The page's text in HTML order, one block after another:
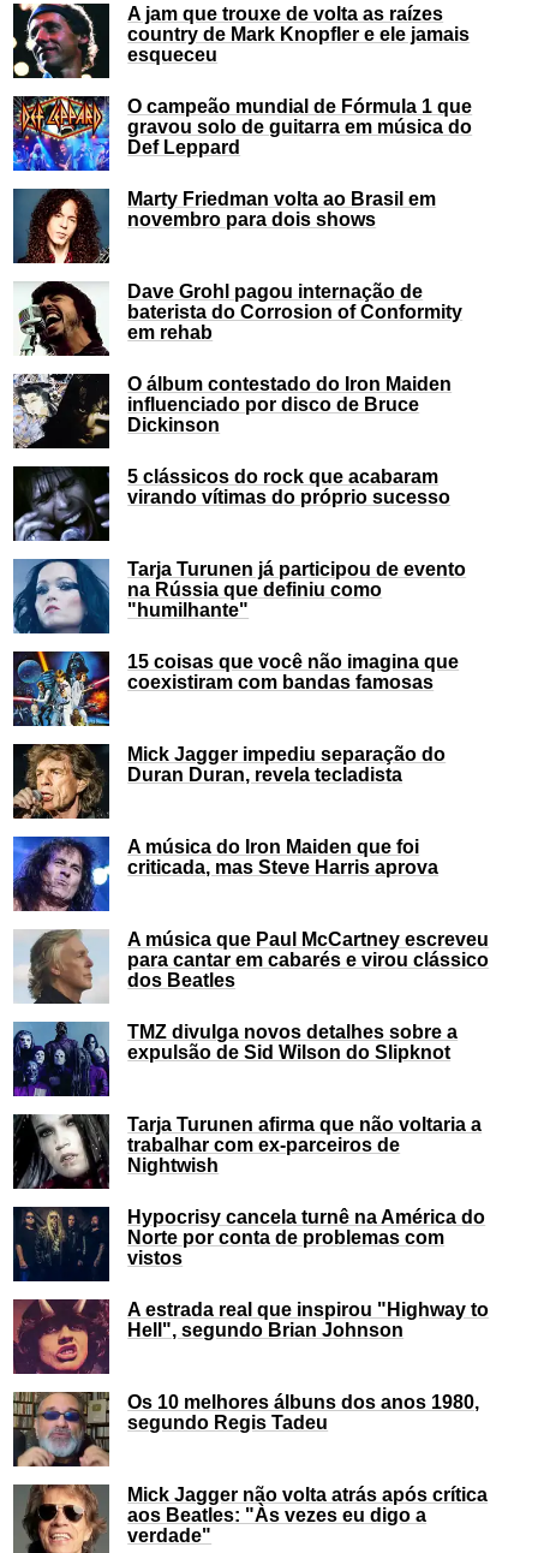
A jam que trouxe de volta as raízes
country de Mark Knopfler e ele jamais
esqueceu
O campeão mundial de Fórmula 1 que
gravou solo de guitarra em música do
Def Leppard
Marty Friedman volta ao Brasil em
novembro para dois shows
Dave Grohl pagou internação de
baterista do Corrosion of Conformity
em rehab
O álbum contestado do Iron Maiden
influenciado por disco de Bruce
Dickinson
5 clássicos do rock que acabaram
virando vítimas do próprio sucesso
Tarja Turunen já participou de evento
na Rússia que definiu como
"humilhante"
15 coisas que você não imagina que
coexistiram com bandas famosas
Mick Jagger impediu separação do
Duran Duran, revela tecladista
A música do Iron Maiden que foi
criticada, mas Steve Harris aprova
A música que Paul McCartney escreveu
para cantar em cabarés e virou clássico
dos Beatles
TMZ divulga novos detalhes sobre a
expulsão de Sid Wilson do Slipknot
Tarja Turunen afirma que não voltaria a
trabalhar com ex-parceiros de
Nightwish
Hypocrisy cancela turnê na América do
Norte por conta de problemas com
vistos
A estrada real que inspirou "Highway to
Hell", segundo Brian Johnson
Os 10 melhores álbuns dos anos 1980,
segundo Regis Tadeu
Mick Jagger não volta atrás após crítica
aos Beatles: "Às vezes eu digo a
verdade"